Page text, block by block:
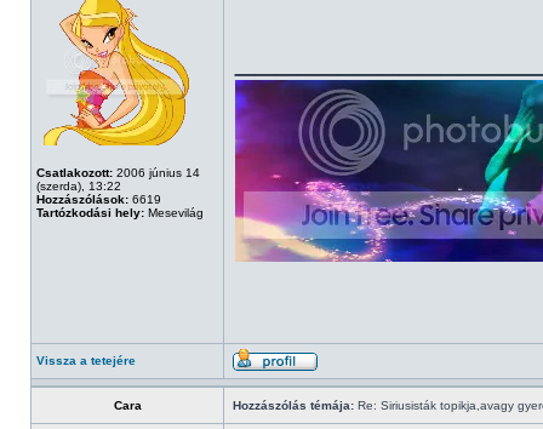
Csatlakozott: 2006 június 14
(szerda), 13:22
Hozzászólások: 6619
Tartózkodási hely: Mesevilág
Vissza a tetejére
Cara Hozzászólás témája: Re: Siriusisták topikja,avagy